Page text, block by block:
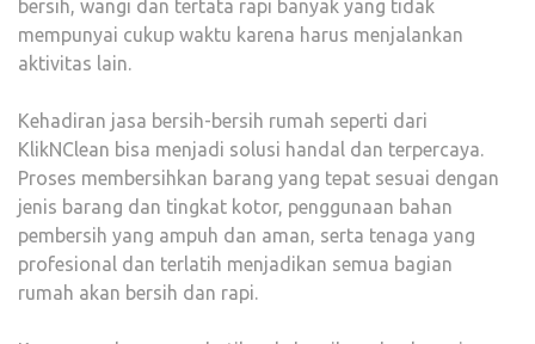
bersih, wangi dan tertata rapi banyak yang tidak
mempunyai cukup waktu karena harus menjalankan
aktivitas lain.
Kehadiran jasa bersih-bersih rumah seperti dari
KlikNClean bisa menjadi solusi handal dan terpercaya.
Proses membersihkan barang yang tepat sesuai dengan
jenis barang dan tingkat kotor, penggunaan bahan
pembersih yang ampuh dan aman, serta tenaga yang
profesional dan terlatih menjadikan semua bagian
rumah akan bersih dan rapi.